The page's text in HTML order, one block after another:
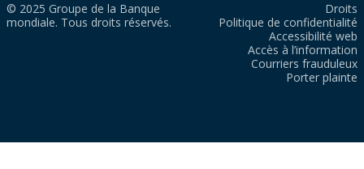
© 2025 Groupe de la Banque
mondiale. Tous droits réservés.
Droits
Politique de confidentialité
Accessibilité web
Accès à l’information
Courriers frauduleux
Porter plainte